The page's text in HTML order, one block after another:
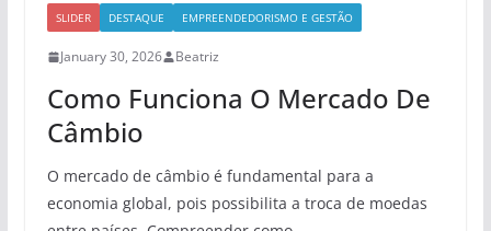
SLIDER DESTAQUE EMPREENDEDORISMO E GESTÃO
January 30, 2026 Beatriz
Como Funciona O Mercado De
Câmbio
O mercado de câmbio é fundamental para a
economia global, pois possibilita a troca de moedas